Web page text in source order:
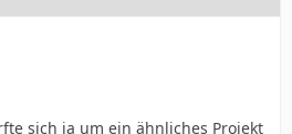
sich ja um ein ähnliches Projekt